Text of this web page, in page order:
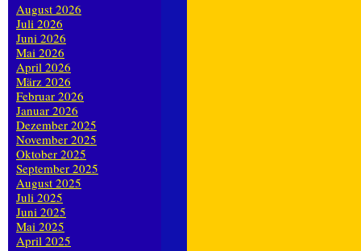
August 2026
Juli 2026
Juni 2026
Mai 2026
April 2026
März 2026
Februar 2026
Januar 2026
Dezember 2025
November 2025
Oktober 2025
September 2025
August 2025
Juli 2025
Juni 2025
Mai 2025
April 2025